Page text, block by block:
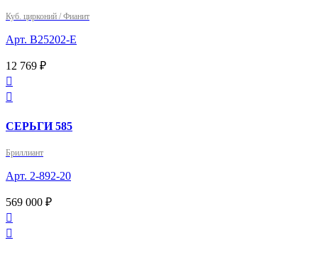
Куб. цирконий / Фианит
Арт. B25202-E
12 769 ₽


СЕРЬГИ 585
Бриллиант
Арт. 2-892-20
569 000 ₽

